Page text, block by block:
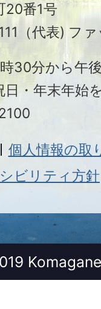
20番1号
（代表) フ
30分から午
日・年末年始
個人情報の取
ビリティ方針